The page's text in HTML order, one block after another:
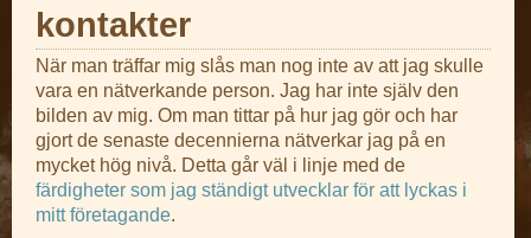
kontakter
När man träffar mig slås man nog inte av att jag skulle
vara en nätverkande person. Jag har inte själv den
bilden av mig. Om man tittar på hur jag gör och har
gjort de senaste decennierna nätverkar jag på en
mycket hög nivå. Detta går väl i linje med de
färdigheter som jag ständigt utvecklar för att lyckas i
mitt företagande.